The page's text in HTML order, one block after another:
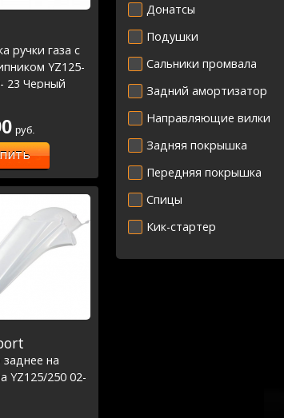
ручки газа с
YZ125-
23 Черный
руб.
на
YZ125/250 02-
Донатсы
Подушки
Сальники промвала
Задний амортизатор
Направляющие вилки
Задняя покрышка
Передняя покрышка
Спицы
Кик-стартер